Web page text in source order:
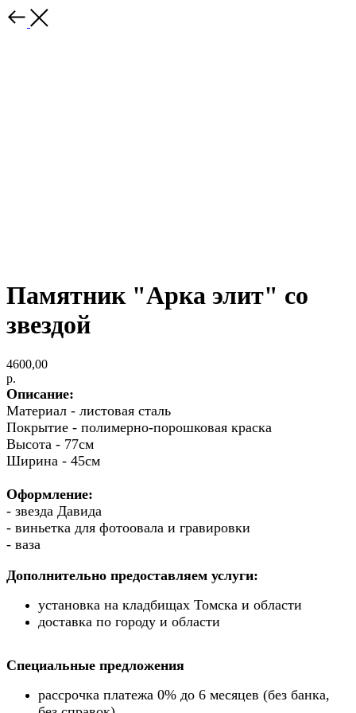
Памятник "Арка элит" со
звездой
4600,00
р.
Описание:
Материал - листовая сталь
Покрытие - полимерно-порошковая краска
Высота - 77см
Ширина - 45см
Оформление:
- звезда Давида
- виньетка для фотоовала и гравировки
- ваза
Дополнительно предоставляем услуги:
установка на кладбищах Томска и области
доставка по городу и области
Специальные предложения
рассрочка платежа 0% до 6 месяцев (без банка,